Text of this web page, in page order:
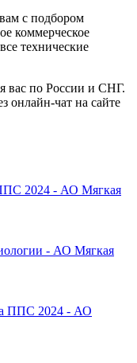
с подбором
коммерческое
технические
вас по России и СНГ.
онлайн-чат на сайте
2024 - АО Мягкая
- АО Мягкая
ППС 2024 - АО